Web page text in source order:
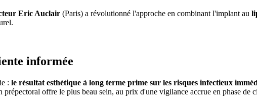
Eric Auclair (Paris) a révolutionné l'approche en combinant l'implant au
informée
: le résultat esthétique à long terme prime sur les risques infectieux
offre le plus beau sein, au prix d'une vigilance accrue en phase de